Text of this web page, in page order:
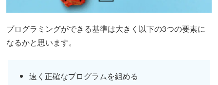
プログラミングができる基準は大きく以下の3つの要素に
なるかと思います。
速く正確なプログラムを組める